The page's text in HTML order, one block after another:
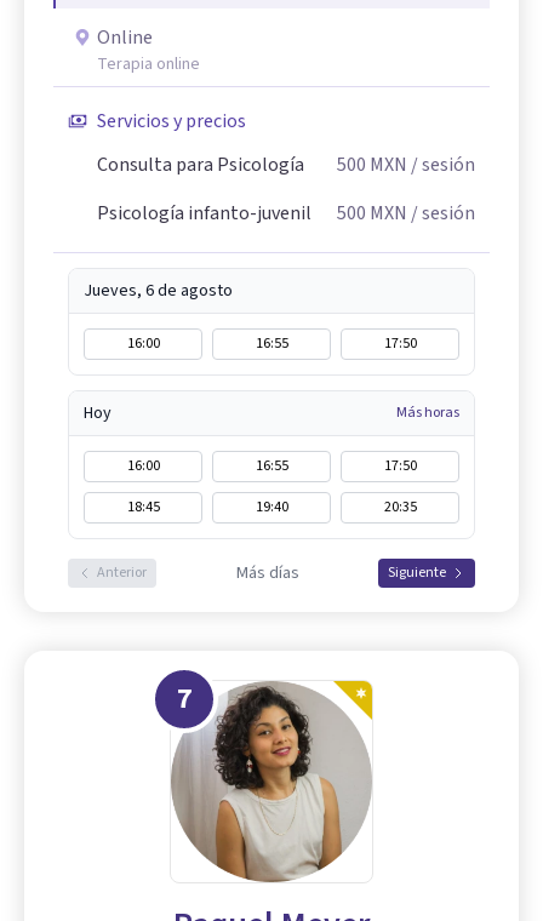
Online
Terapia online
Servicios y precios
Consulta para Psicología
500 MXN / sesión
Psicología infanto-juvenil
500 MXN / sesión
Jueves, 6 de agosto
16:00 16:55 17:50
Hoy Más horas
16:00 16:55
17:50
18:45
19:40 20:35
Anterior Más días Siguiente
7